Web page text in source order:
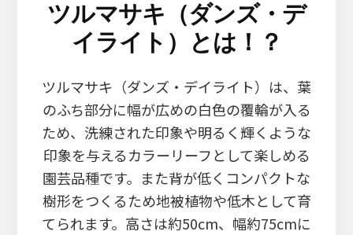
ツルマサキ（ダンズ・デ
イライト）とは！？
ツルマサキ（ダンズ・デイライト）は、葉
のふち部分に幅が広めの白色の覆輪が入る
ため、洗練された印象や明るく輝くような
印象を与えるカラーリーフとして楽しめる
園芸品種です。また背が低くコンパクトな
樹形をつくるため地被植物や低木として育
てられます。高さは約50cm、幅約75cmに